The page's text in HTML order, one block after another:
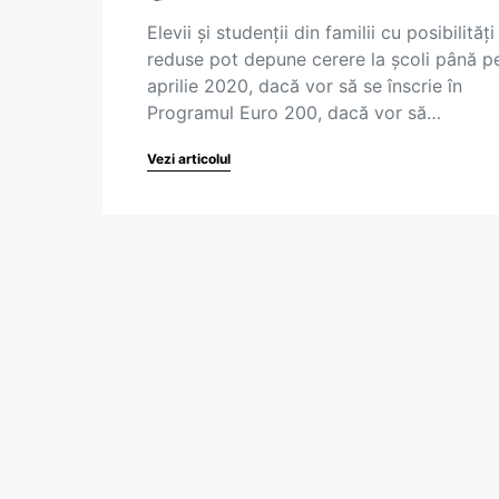
Elevii și studenții din familii cu posibilități
reduse pot depune cerere la școli până
aprilie 2020, dacă vor să se înscrie în
Programul Euro 200, dacă vor să…
Vezi articolul